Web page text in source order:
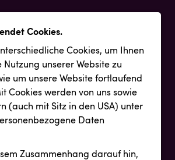
Cookies.
Cookies, um Ihnen
unserer Website zu
um unsere Website fortlaufend
Cookies werden von uns sowie
(auch mit Sitz in den USA) unter
Daten
Zusammenhang darauf hin,